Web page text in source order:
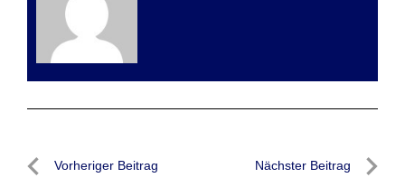
Beitragsnavigation
Vorheriger Beitrag Nächster Beitrag